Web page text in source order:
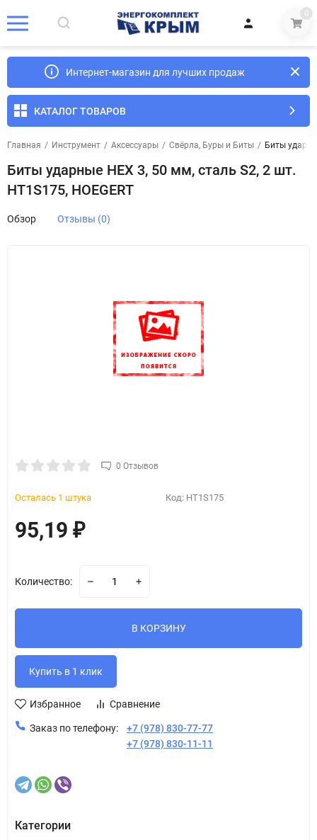
0
Интернет-магазин для лучших продаж
КАТАЛОГ ТОВАРОВ
Главная / Инструмент / Аксессуары / Свёрла, Буры и Биты / Биты
Биты ударные HEX 3, 50 мм, сталь S2, 2 шт.
HT1S175, HOEGERT
Обзор Отзывы (0)
0 Отзывов
Код: HT1S175
Осталась 1 штука
95,19 ₽
Количество:
В КОРЗИНУ
Избранное Сравнение
Заказ по телефону:
+7 (978) 830-77-77
+7 (978) 830-11-11
Категории